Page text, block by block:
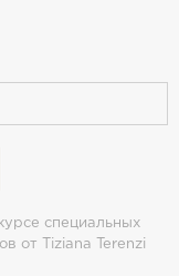
специальных
от Tiziana Terenzi